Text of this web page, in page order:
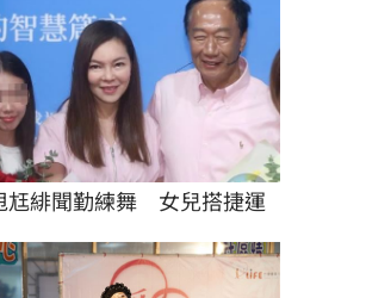
尪緋聞勤練舞　女兒搭捷運